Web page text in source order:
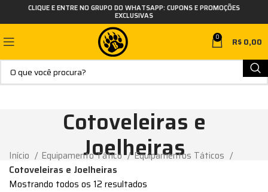
CLIQUE E ENTRE NO GRUPO DO WHATSAPP: CUPONS E PROMOÇÕES
EXCLUSIVAS
0 R$0,00
Cotoveleiras e
Joelheiras
Início Equipamento Tático
Equipamentos Táticos
Cotoveleiras e Joelheiras
Mostrando todos os 12 resultados